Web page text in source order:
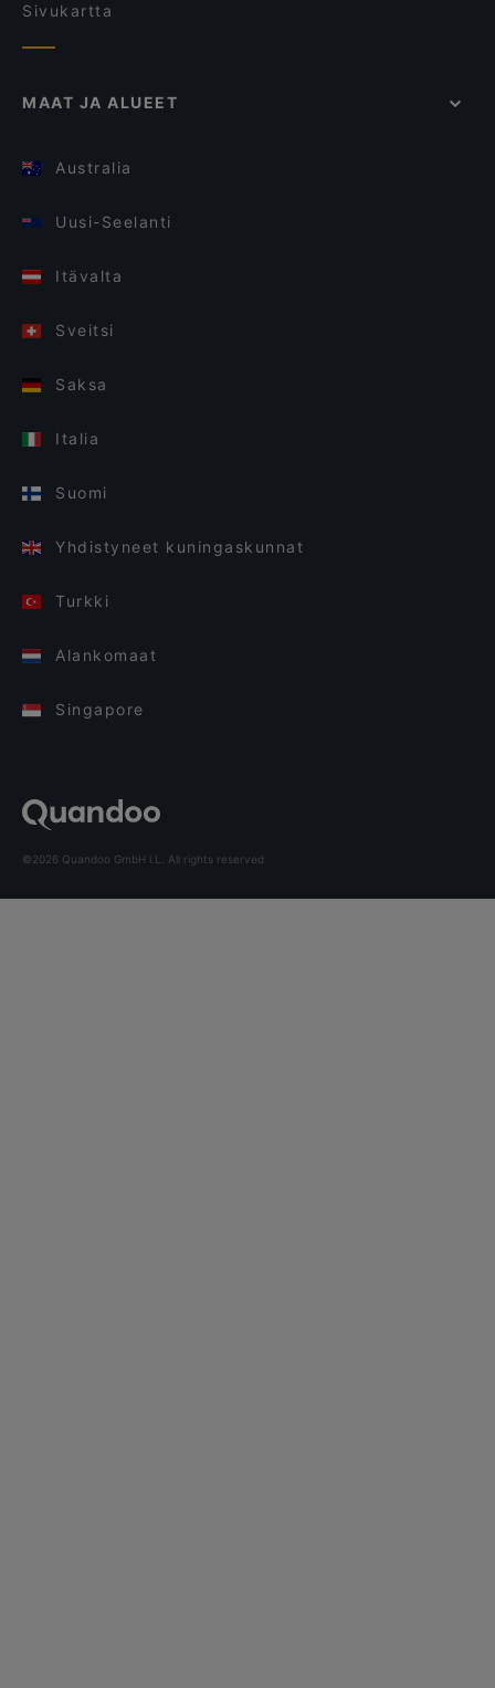
Sivukartta
MAAT JA ALUEET
Australia
Uusi-Seelanti
Itävalta
Sveitsi
Saksa
Italia
Suomi
Yhdistyneet kuningaskunnat
Turkki
Alankomaat
Singapore
©2026 Quandoo GmbH i.L. All rights reserved